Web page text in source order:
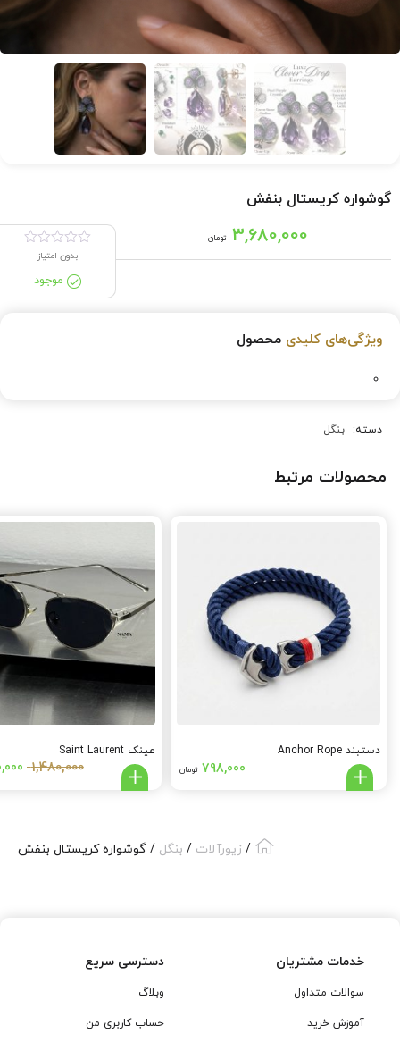
گوشواره کریستال بنفش
3,680,000 تومان
بدون امتیاز
موجود
ویژگی‌های کلیدی محصول
دسته: بنگل
محصولات مرتبط
دستبند Anchor Rope
798,000 تومان
عینک Saint Laurent
1,480,000
/ زیورآلات / بنگل / گوشواره کریستال بنفش
خدمات مشتریان
سوالات متداول
آموزش خرید
دسترسی سریع
وبلاگ
حساب کاربری من